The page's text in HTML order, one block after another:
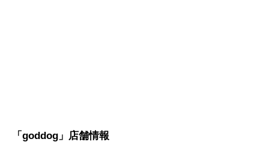
「goddog」店舗情報